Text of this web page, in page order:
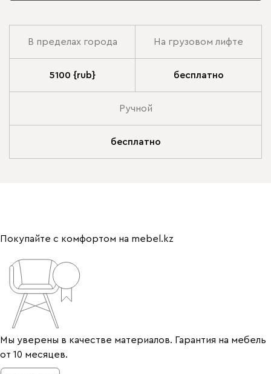
В пределах города На грузовом лифте
5100 {rub} бесплатно
Ручной
бесплатно
Покупайте с комфортом на mebel.kz
Мы уверены в качестве материалов. Гарантия на мебель
от 10 месяцев.